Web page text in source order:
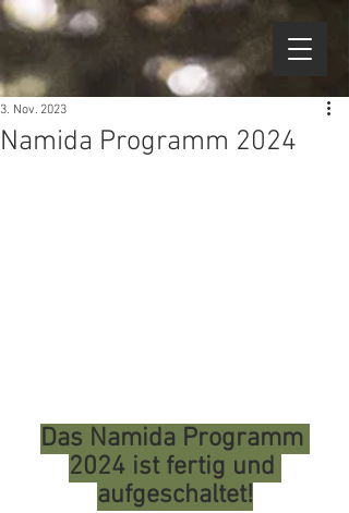
Namida Programm 2024
3. Nov. 2023
Das Namida Programm
2024 ist fertig und
aufgeschaltet!